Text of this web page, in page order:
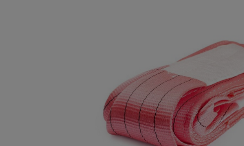
Вибротехника для строительства
Оборудование для работы с арматурой
Оборудование для бетонных работ
Техника для склада
Тачки строительные и садовые
Лестницы и стремянки